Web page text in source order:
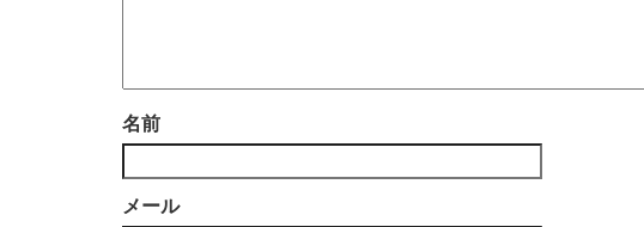
名前
メール